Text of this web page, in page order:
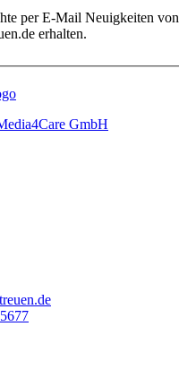
per E-Mail Neuigkeiten von
erhalten.
GmbH